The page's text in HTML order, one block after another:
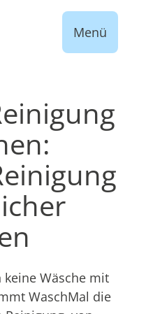
Menü
Wäsche mit
WaschMal die